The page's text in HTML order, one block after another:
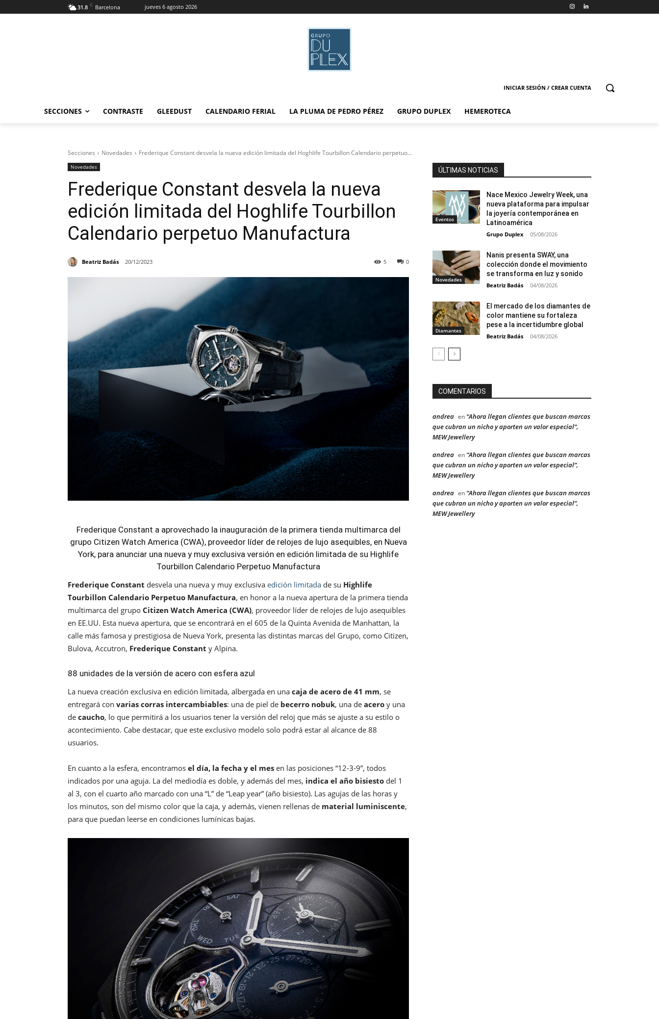
31.8 C Barcelona jueves 6 agosto 2026
INICIAR SESIÓN / CREAR CUENTA
SECCIONES CONTRASTE GLEEDUST CALENDARIO FERIAL LA PLUMA DE PEDRO PÉREZ GRUPO DUPLEX HEMEROTECA
Secciones Novedades Frederique Constant desvela la nueva edición limitada del Hoghlife Tourbillon Calendario perpetuo...
Novedades
Frederique Constant desvela la nueva
edición limitada del Hoghlife Tourbillon
Calendario perpetuo Manufactura
Beatriz Badás 20/12/2023 0
5
Frederique Constant a aprovechado la inauguración de la primera tienda multimarca del
grupo Citizen Watch America (CWA), proveedor líder de relojes de lujo asequibles, en Nueva
York, para anunciar una nueva y muy exclusiva versión en edición limitada de su Highlife
Tourbillon Calendario Perpetuo Manufactura
Frederique Constant desvela una nueva y muy exclusiva edición limitada de su Highlife
Tourbillon Calendario Perpetuo Manufactura, en honor a la nueva apertura de la primera tienda
multimarca del grupo Citizen Watch America (CWA), proveedor líder de relojes de lujo asequibles
en EE.UU. Esta nueva apertura, que se encontrará en el 605 de la Quinta Avenida de Manhattan, la
calle más famosa y prestigiosa de Nueva York, presenta las distintas marcas del Grupo, como Citizen,
Bulova, Accutron, Frederique Constant y Alpina.
88 unidades de la versión de acero con esfera azul
La nueva creación exclusiva en edición limitada, albergada en una caja de acero de 41 mm, se
entregará con varias corras intercambiables: una de piel de becerro nobuk, una de acero y una
de caucho, lo que permitirá a los usuarios tener la versión del reloj que más se ajuste a su estilo o
acontecimiento. Cabe destacar, que este exclusivo modelo solo podrá estar al alcance de 88
usuarios.
En cuanto a la esfera, encontramos el día, la fecha y el mes en las posiciones “12-3-9”, todos
indicados por una aguja. La del mediodía es doble, y además del mes, indica el año bisiesto del 1
al 3, con el cuarto año marcado con una “L” de “Leap year” (año bisiesto). Las agujas de las horas y
los minutos, son del mismo color que la caja, y además, vienen rellenas de material luminiscente,
para que puedan leerse en condiciones lumínicas bajas.
ÚLTIMAS NOTICIAS
Eventos
Nace Mexico Jewelry Week, una
nueva plataforma para impulsar
la joyería contemporánea en
Latinoamérica
Grupo Duplex - 05/08/2026
Novedades
Nanis presenta SWAY, una
colección donde el movimiento
se transforma en luz y sonido
Beatriz Badás - 04/08/2026
Diamantes
El mercado de los diamantes de
color mantiene su fortaleza
pese a la incertidumbre global
Beatriz Badás - 04/08/2026
COMENTARIOS
andrea en “Ahora llegan clientes que buscan marcas
que cubran un nicho y aporten un valor especial”,
MEW Jewellery
andrea en “Ahora llegan clientes que buscan marcas
que cubran un nicho y aporten un valor especial”,
MEW Jewellery
andrea en “Ahora llegan clientes que buscan marcas
que cubran un nicho y aporten un valor especial”,
MEW Jewellery